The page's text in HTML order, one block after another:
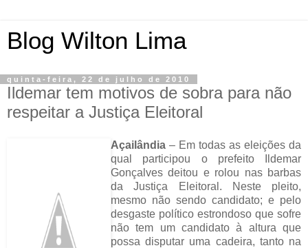
Blog Wilton Lima
quinta-feira, 22 de julho de 2010
Ildemar tem motivos de sobra para não
respeitar a Justiça Eleitoral
Açailândia – Em todas as eleições da
qual participou o prefeito Ildemar
Gonçalves deitou e rolou nas barbas
da Justiça Eleitoral. Neste pleito,
mesmo não sendo candidato; e pelo
desgaste político estrondoso que sofre
não tem um candidato à altura que
possa disputar uma cadeira, tanto na